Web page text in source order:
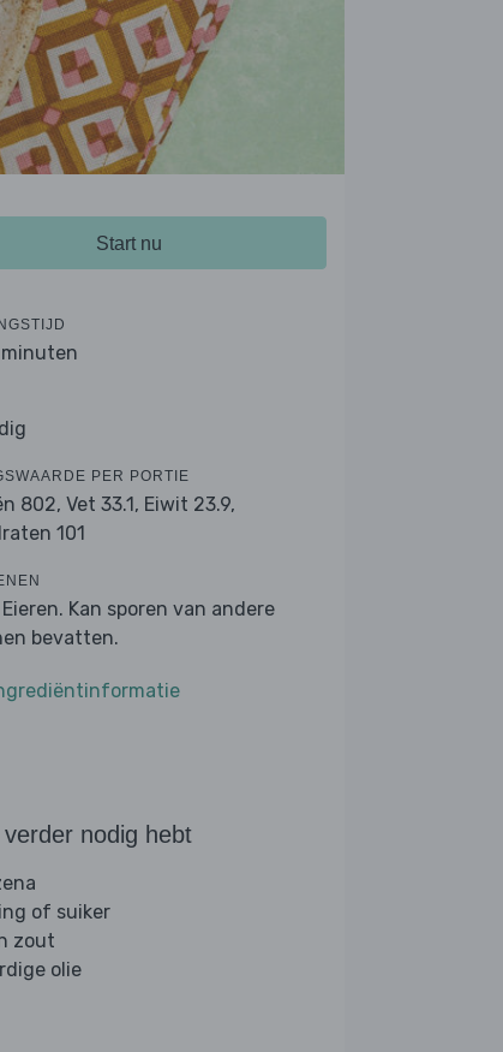
Start nu
PER PORTIE
802, Vet 33.1, Eiwit 23.9,
101
Kan sporen van andere
bevatten.
nodig hebt
of suiker
zout
olie